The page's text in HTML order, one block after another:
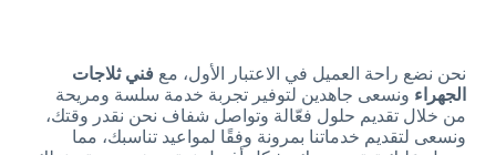
نحن نضع راحة العميل في الاعتبار الأول، مع فني ثلاجات
الجهراء ونسعى جاهدين لتوفير تجربة خدمة سلسة ومريحة
من خلال تقديم حلول فعّالة وتواصل شفاف نحن نقدر وقتك،
ونسعى لتقديم خدماتنا بمرونة وفقًا لمواعيد تناسبك، مما